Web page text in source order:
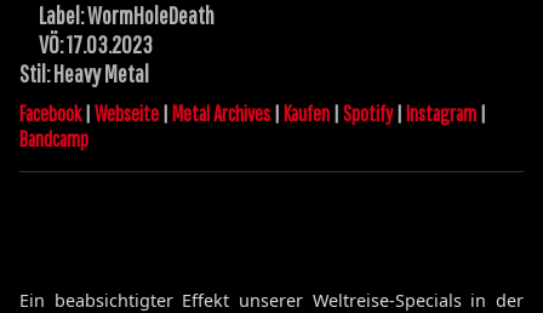
Label: WormHoleDeath
VÖ: 17.03.2023
Stil: Heavy Metal
Facebook|Webseite | Metal Archives | Kaufen |Spotify| Instagram |
Bandcamp
Ein beabsichtigter Effekt unserer Weltreise-Specials in der